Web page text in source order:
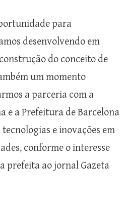
para
desenvolvendo em
do conceito de
um momento
a parceria com a
e a Prefeitura de Barcelona
e inovações em
conforme o interesse
prefeita ao jornal Gazeta